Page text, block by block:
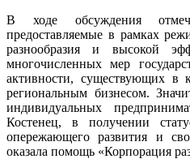
В ходе обсуждения
предоставляемые в рамках
разнообразия и высокой
многочисленных мер
активности, существующих в
региональным бизнесом.
индивидуальных
Костенец, в получении
опережающего развития и
оказала помощь «Корпорация